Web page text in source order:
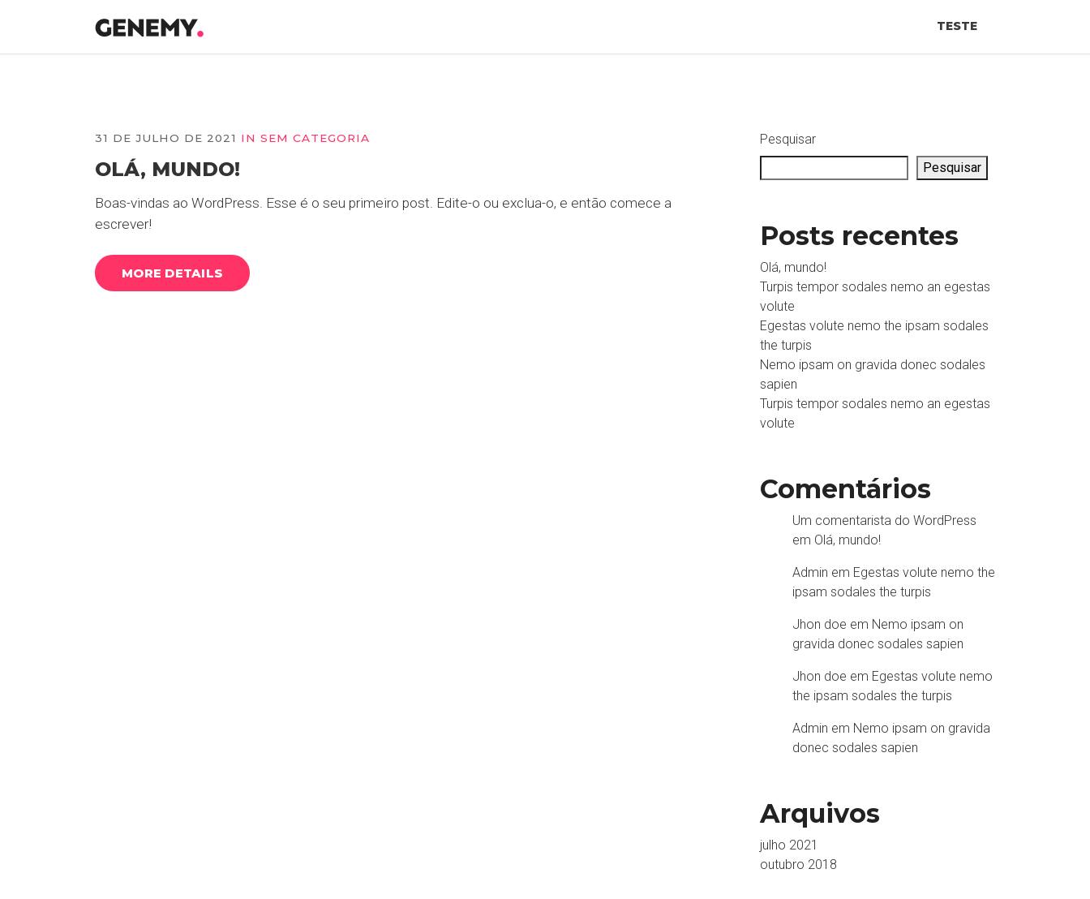
TESTE
31 DE JULHO DE 2021 IN SEM CATEGORIA
OLÁ, MUNDO!
Boas-vindas ao WordPress. Esse é o seu primeiro post. Edite-o ou exclua-o, e então comece a
escrever!
MORE DETAILS
Pesquisar
Pesquisar
Posts recentes
Olá, mundo!
Turpis tempor sodales nemo an egestas
volute
Egestas volute nemo the ipsam sodales
the turpis
Nemo ipsam on gravida donec sodales
sapien
Turpis tempor sodales nemo an egestas
volute
Comentários
Um comentarista do WordPress
em Olá, mundo!
Admin em Egestas volute nemo the
ipsam sodales the turpis
Jhon doe em Nemo ipsam on
gravida donec sodales sapien
Jhon doe em Egestas volute nemo
the ipsam sodales the turpis
Admin em Nemo ipsam on gravida
donec sodales sapien
Arquivos
julho 2021
outubro 2018